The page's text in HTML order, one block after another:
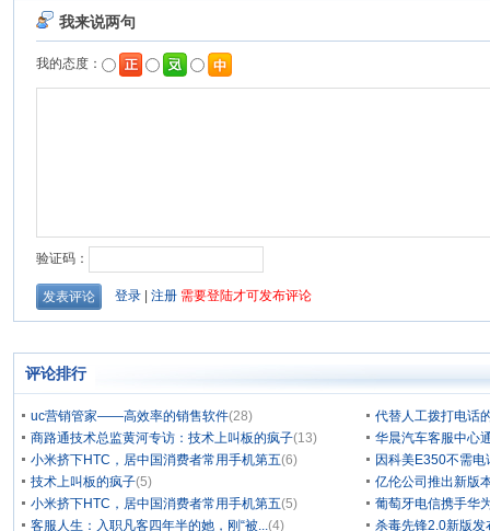
评论排行
uc营销管家——高效率的销售软件(28)
代替人工拨打电话
商路通技术总监黄河专访：技术上叫板的疯子(13)
华晨汽车客服中心
小米挤下HTC，居中国消费者常用手机第五(6)
因科美E350不需
技术上叫板的疯子(5)
亿伦公司推出新版
小米挤下HTC，居中国消费者常用手机第五(5)
葡萄牙电信携手华
客服人生：入职凡客四年半的她，刚“被...(4)
杀毒先锋2.0新版发